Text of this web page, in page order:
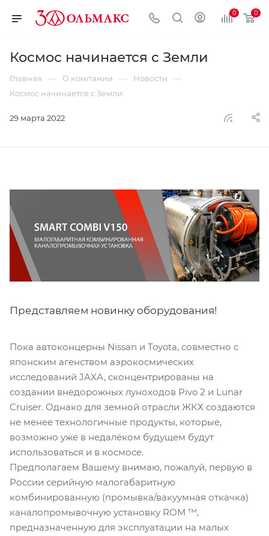
0 0
Космос начинается с Земли
Главная — О компании — Новости —
Космос начинается с Земли
29 марта 2022
Представляем новинку оборудования!
Пока автоконцерны Nissan и Toyota, совместно с
японским агенством аэрокосмических
исследований JAXA, сконцентрированы на
создании внедорожных луноходов Pivo 2 и Lunar
Cruiser. Однако для земной отрасли ЖКХ создаются
не менее технологичные продукты, которые,
возможно уже в недалёком будущем будут
использоваться и в космосе.
Предполагаем Вашему внимаю, пожалуй, первую в
России серийную малогабаритную
комбинированную (промывка/вакуумная откачка)
каналопромывочную установку ROM ™,
предназначенную для эксплуатации на малых